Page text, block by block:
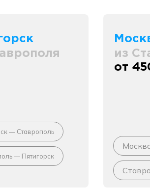
— Ставрополь
— Пятигорск
из
от